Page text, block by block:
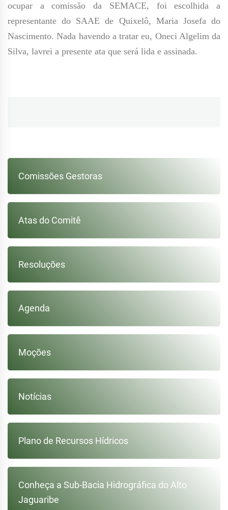
ocupar a comissão da SEMACE, foi escolhida a
representante do SAAE de Quixelô, Maria Josefa do
Nascimento. Nada havendo a tratar eu, Oneci Algelim da
Silva, lavrei a presente ata que será lida e assinada.
Post
Comissões Gestoras
Atas do Comitê
Resoluções
Agenda
Moções
Notícias
Plano de Recursos Hídricos
Conheça a Sub-Bacia Hidrográfica do Alto
Jaguaribe